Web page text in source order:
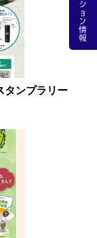
タンプラリー